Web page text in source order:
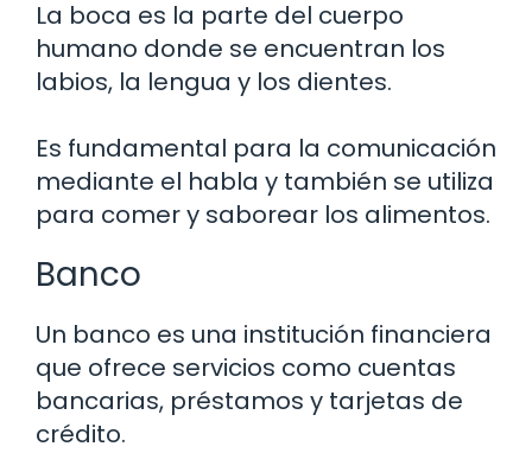
La boca es la parte del cuerpo
humano donde se encuentran los
labios, la lengua y los dientes.
Es fundamental para la comunicación
mediante el habla y también se utiliza
para comer y saborear los alimentos.
Banco
Un banco es una institución financiera
que ofrece servicios como cuentas
bancarias, préstamos y tarjetas de
crédito.